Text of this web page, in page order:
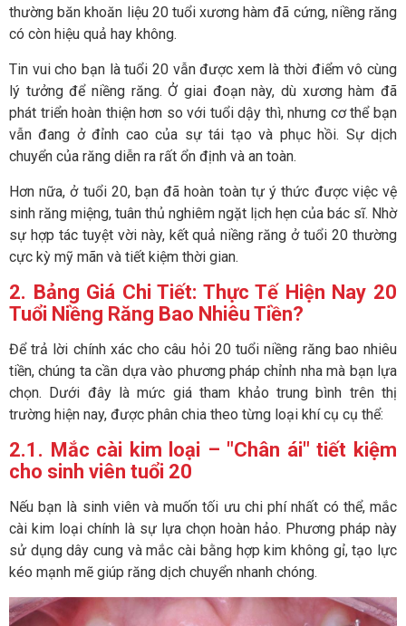
thường băn khoăn liệu 20 tuổi xương hàm đã cứng, niềng răng
có còn hiệu quả hay không.
Tin vui cho bạn là tuổi 20 vẫn được xem là thời điểm vô cùng
lý tưởng để niềng răng. Ở giai đoạn này, dù xương hàm đã
phát triển hoàn thiện hơn so với tuổi dậy thì, nhưng cơ thể bạn
vẫn đang ở đỉnh cao của sự tái tạo và phục hồi. Sự dịch
chuyển của răng diễn ra rất ổn định và an toàn.
Hơn nữa, ở tuổi 20, bạn đã hoàn toàn tự ý thức được việc vệ
sinh răng miệng, tuân thủ nghiêm ngặt lịch hẹn của bác sĩ. Nhờ
sự hợp tác tuyệt vời này, kết quả niềng răng ở tuổi 20 thường
cực kỳ mỹ mãn và tiết kiệm thời gian.
2. Bảng Giá Chi Tiết: Thực Tế Hiện Nay 20
Tuổi Niềng Răng Bao Nhiêu Tiền?
Để trả lời chính xác cho câu hỏi 20 tuổi niềng răng bao nhiêu
tiền, chúng ta cần dựa vào phương pháp chỉnh nha mà bạn lựa
chọn. Dưới đây là mức giá tham khảo trung bình trên thị
trường hiện nay, được phân chia theo từng loại khí cụ cụ thể:
2.1. Mắc cài kim loại – "Chân ái" tiết kiệm
cho sinh viên tuổi 20
Nếu bạn là sinh viên và muốn tối ưu chi phí nhất có thể, mắc
cài kim loại chính là sự lựa chọn hoàn hảo. Phương pháp này
sử dụng dây cung và mắc cài bằng hợp kim không gỉ, tạo lực
kéo mạnh mẽ giúp răng dịch chuyển nhanh chóng.